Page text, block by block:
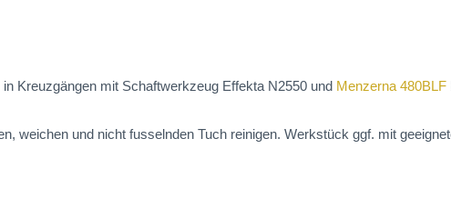
Kreuzgängen mit Schaftwerkzeug Effekta N2550 und Menzerna 480BLF
weichen und nicht fusselnden Tuch reinigen. Werkstück ggf. mit